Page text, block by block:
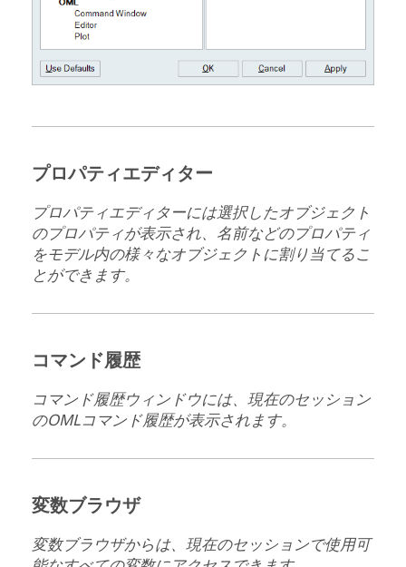
プロパティエディター
プロパティエディターには選択したオブジェクト
のプロパティが表示され、名前などのプロパティ
をモデル内の様々なオブジェクトに割り当てるこ
とができます。
コマンド履歴
コマンド履歴ウィンドウには、現在のセッション
のOMLコマンド履歴が表示されます。
変数ブラウザ
変数ブラウザからは、現在のセッションで使用可